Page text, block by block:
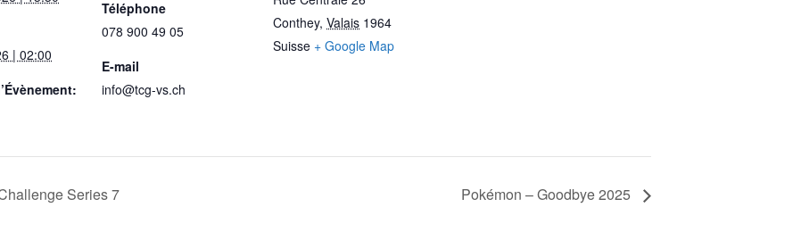
| 02:00
Téléphone
078 900 49 05
E-mail
info@tcg-vs.ch
Conthey, Valais 1964
Suisse + Google Map
Series 7 Pokémon – Goodbye 2025